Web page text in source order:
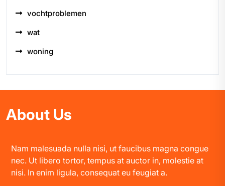
vochtproblemen
wat
woning
About Us
Nam malesuada nulla nisi, ut faucibus magna congue
nec. Ut libero tortor, tempus at auctor in, molestie at
nisi. In enim ligula, consequat eu feugiat a.